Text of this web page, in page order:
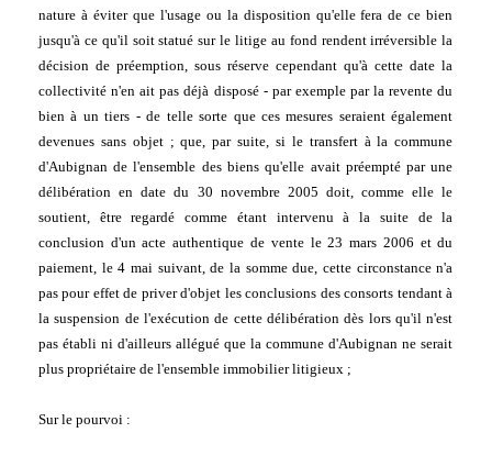
nature à éviter que l'usage ou la disposition qu'elle fera de ce bien
jusqu'à ce qu'il soit statué sur le litige au fond rendent irréversible la
décision de préemption, sous réserve cependant qu'à cette date la
collectivité n'en ait pas déjà disposé - par exemple par la revente du
bien à un tiers - de telle sorte que ces mesures seraient également
devenues sans objet ; que, par suite, si le transfert à la commune
d'Aubignan de l'ensemble des biens qu'elle avait préempté par une
délibération en date du 30 novembre 2005 doit, comme elle le
soutient, être regardé comme étant intervenu à la suite de la
conclusion d'un acte authentique de vente le 23 mars 2006 et du
paiement, le 4 mai suivant, de la somme due, cette circonstance n'a
pas pour effet de priver d'objet les conclusions des consorts tendant à
la suspension de l'exécution de cette délibération dès lors qu'il n'est
pas établi ni d'ailleurs allégué que la commune d'Aubignan ne serait
plus propriétaire de l'ensemble immobilier litigieux ;
Sur le pourvoi :